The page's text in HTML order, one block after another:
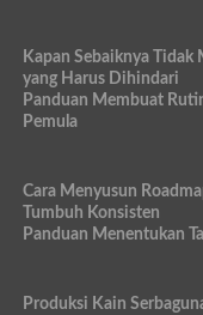
Kapan Sebaiknya Tidak
yang Harus Dihindari
Panduan Membuat
Pemula
Cara Menyusun
Tumbuh Konsisten
Panduan Menentukan
Produksi Kain